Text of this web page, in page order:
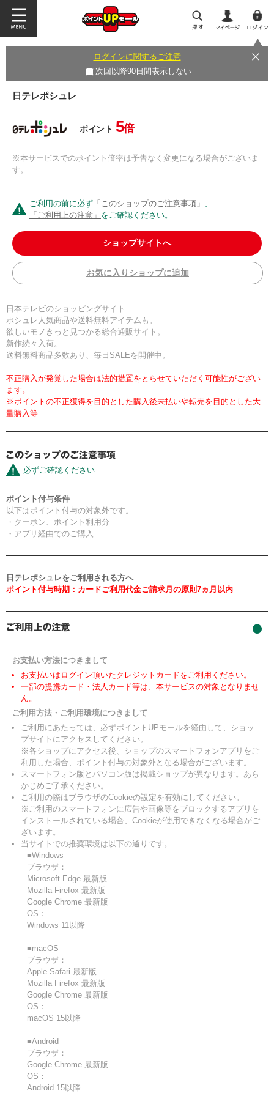
ログインに関するご注意
次回以降90日間表示しない
日テレポシュレ
ポイント 5倍
※本サービスでのポイント倍率は予告なく変更になる場合がございま
す。
ご利用の前に必ず 「このショップのご注意事項」 、
「ご利用上の注意」 をご確認ください。
ショップサイトへ
お気に入りショップに追加
日本テレビのショッピングサイト
ポシュレ人気商品や送料無料アイテムも。
欲しいモノきっと見つかる総合通販サイト。
新作続々入荷。
送料無料商品多数あり、毎日SALEを開催中。
不正購入が発覚した場合は法的措置をとらせていただく可能性がござい
ます。
※ポイントの不正獲得を目的とした購入後未払いや転売を目的とした大
量購入等
必ずご確認ください
ポイント付与条件
以下はポイント付与の対象外です。
・クーポン、ポイント利用分
・アプリ経由でのご購入
日テレポシュレをご利用される方へ
ポイント付与時期：カードご利用代金ご請求月の原則7ヵ月以内
お支払い方法につきまして
お支払いはログイン頂いたクレジットカードをご利用ください。
一部の提携カード・法人カード等は、本サービスの対象となりませ
ん。
ご利用方法・ご利用環境につきまして
ご利用にあたっては、必ずポイントUPモールを経由して、ショッ
プサイトにアクセスしてください。
※各ショップにアクセス後、ショップのスマートフォンアプリをご
利用した場合、ポイント付与の対象外となる場合がございます。
スマートフォン版とパソコン版は掲載ショップが異なります。あら
かじめご了承ください。
ご利用の際はブラウザのCookieの設定を有効にしてください。
※ご利用のスマートフォンに広告や画像等をブロックするアプリを
インストールされている場合、Cookieが使用できなくなる場合がご
ざいます。
当サイトでの推奨環境は以下の通りです。
■Windows
ブラウザ：
Microsoft Edge 最新版
Mozilla Firefox 最新版
Google Chrome 最新版
OS：
Windows 11以降
■macOS
ブラウザ：
Apple Safari 最新版
Mozilla Firefox 最新版
Google Chrome 最新版
OS：
macOS 15以降
■Android
ブラウザ：
Google Chrome 最新版
OS：
Android 15以降